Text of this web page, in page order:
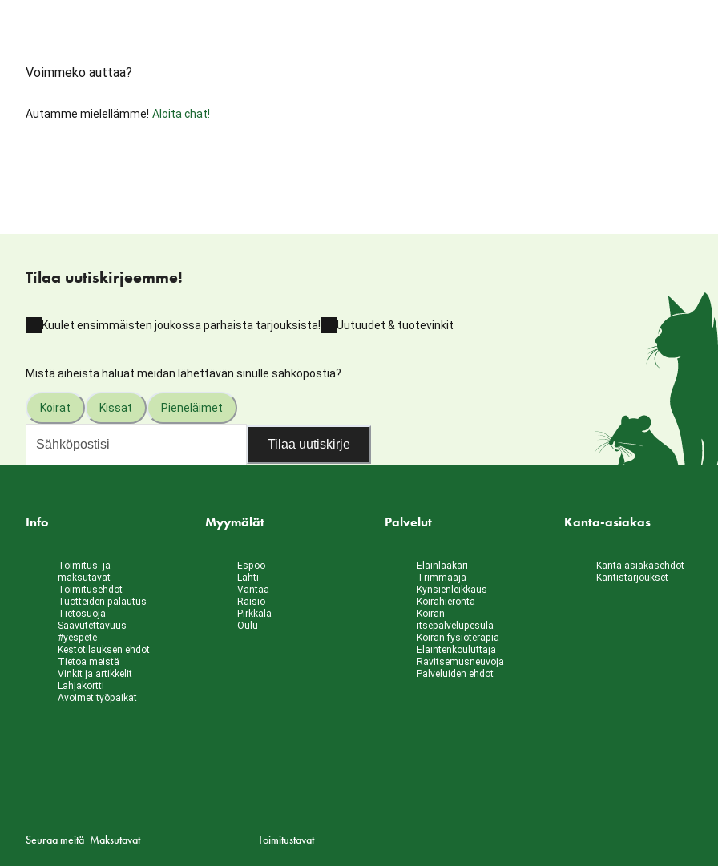
Voimmeko auttaa?
Autamme mielellämme! Aloita chat!
Tilaa uutiskirjeemme!
Kuulet ensimmäisten joukossa parhaista tarjouksista! Uutuudet & tuotevinkit
Mistä aiheista haluat meidän lähettävän sinulle sähköpostia?
Koirat Kissat Pieneläimet
Tilaa uutiskirje
Info
Toimitus- ja
maksutavat
Toimitusehdot
Tuotteiden palautus
Tietosuoja
Saavutettavuus
#yespete
Kestotilauksen ehdot
Tietoa meistä
Vinkit ja artikkelit
Lahjakortti
Avoimet työpaikat
Myymälät
Espoo
Lahti
Vantaa
Raisio
Pirkkala
Oulu
Palvelut
Eläinlääkäri
Trimmaaja
Kynsienleikkaus
Koirahieronta
Koiran
itsepalvelupesula
Koiran fysioterapia
Eläintenkouluttaja
Ravitsemusneuvoja
Palveluiden ehdot
Kanta-asiakas
Kanta-asiakasehdot
Kantistarjoukset
Seuraa meitä Maksutavat Toimitustavat